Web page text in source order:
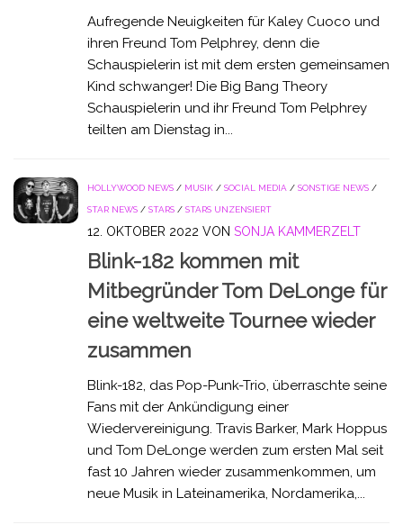
Aufregende Neuigkeiten für Kaley Cuoco und
ihren Freund Tom Pelphrey, denn die
Schauspielerin ist mit dem ersten gemeinsamen
Kind schwanger! Die Big Bang Theory
Schauspielerin und ihr Freund Tom Pelphrey
teilten am Dienstag in...
HOLLYWOOD NEWS / MUSIK / SOCIAL MEDIA / SONSTIGE NEWS /
STAR NEWS / STARS / STARS UNZENSIERT
12. OKTOBER 2022 VON SONJA KAMMERZELT
Blink-182 kommen mit
Mitbegründer Tom DeLonge für
eine weltweite Tournee wieder
zusammen
Blink-182, das Pop-Punk-Trio, überraschte seine
Fans mit der Ankündigung einer
Wiedervereinigung. Travis Barker, Mark Hoppus
und Tom DeLonge werden zum ersten Mal seit
fast 10 Jahren wieder zusammenkommen, um
neue Musik in Lateinamerika, Nordamerika,...